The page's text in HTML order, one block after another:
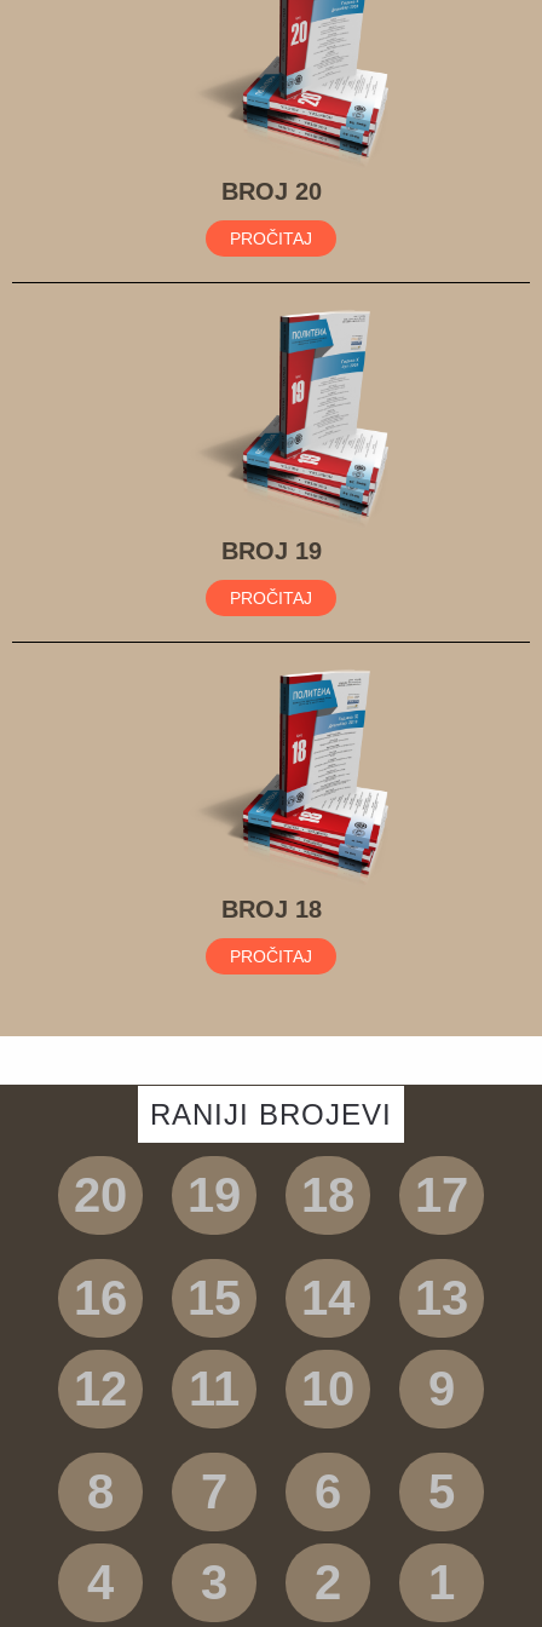
BROJ 20
PROČITAJ
BROJ 19
PROČITAJ
BROJ 18
PROČITAJ
RANIJI BROJEVI
20 19 18
17
16
15 14
13
12
11 10
9
8
7 6
5
4
3 2 1